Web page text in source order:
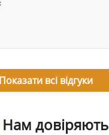
Показати всі відгуки
довіряють